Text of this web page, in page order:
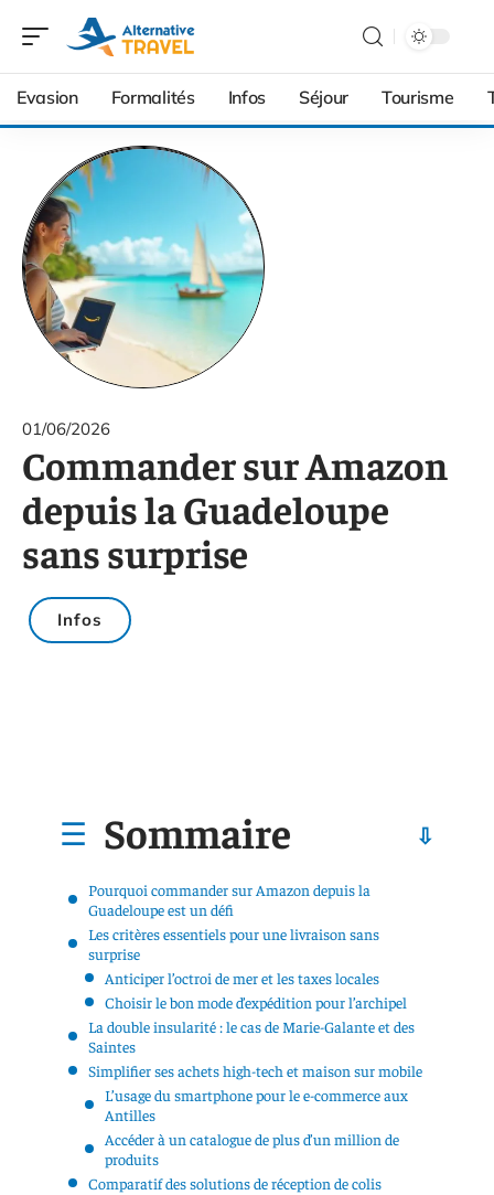
Evasion Formalités Infos Séjour Tourisme
01/06/2026
Commander sur Amazon
depuis la Guadeloupe
sans surprise
Infos
Sommaire
Pourquoi commander sur Amazon depuis la
Guadeloupe est un défi
Les critères essentiels pour une livraison sans
surprise
Anticiper l’octroi de mer et les taxes locales
Choisir le bon mode d’expédition pour l’archipel
La double insularité : le cas de Marie-Galante et des
Saintes
Simplifier ses achets high-tech et maison sur mobile
L’usage du smartphone pour le e-commerce aux
Antilles
Accéder à un catalogue de plus d’un million de
produits
Comparatif des solutions de réception de colis